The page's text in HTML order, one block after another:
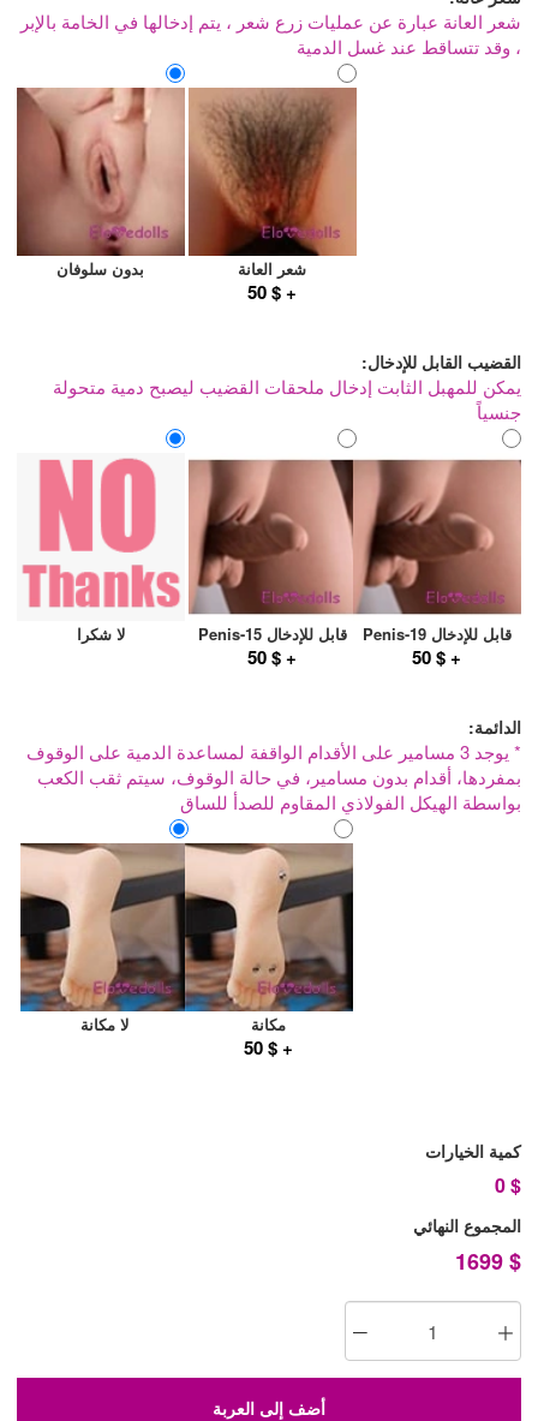
شعر العانة عبارة عن عمليات زرع شعر ، يتم إدخالها في الخامة بالإبر
، وقد تتساقط عند غسل الدمية
بدون سلوفان شعر العانة
+ $ 50
القضيب القابل للإدخال:
يمكن للمهبل الثابت إدخال ملحقات القضيب ليصبح دمية متحولة
جنسياً
لا شكرا قابل للإدخال Penis-15
+ $ 50
قابل للإدخال Penis-19
+ $ 50
الدائمة:
* يوجد 3 مسامير على الأقدام الواقفة لمساعدة الدمية على الوقوف
بمفردها، أقدام بدون مسامير، في حالة الوقوف، سيتم ثقب الكعب
بواسطة الهيكل الفولاذي المقاوم للصدأ للساق
لا مكانة مكانة
+ $ 50
كمية الخيارات
$
0
المجموع النهائي
$
1699
أضف إلى العربة